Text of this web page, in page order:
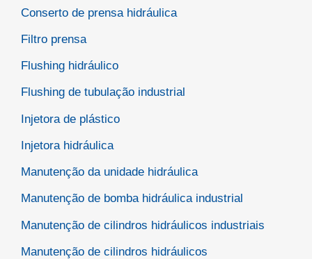
Conserto de prensa hidráulica
Filtro prensa
Flushing hidráulico
Flushing de tubulação industrial
Injetora de plástico
Injetora hidráulica
Manutenção da unidade hidráulica
Manutenção de bomba hidráulica industrial
Manutenção de cilindros hidráulicos industriais
Manutenção de cilindros hidráulicos